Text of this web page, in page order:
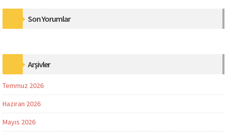
Son Yorumlar
Arşivler
Temmuz 2026
Haziran 2026
Mayıs 2026